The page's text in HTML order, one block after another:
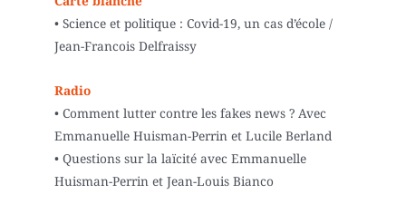
• Science et politique : Covid-19, un cas d’école /
Jean-Francois Delfraissy
Radio
• Comment lutter contre les fakes news ? Avec
Emmanuelle Huisman-Perrin et Lucile Berland
• Questions sur la laïcité avec Emmanuelle
Huisman-Perrin et Jean-Louis Bianco